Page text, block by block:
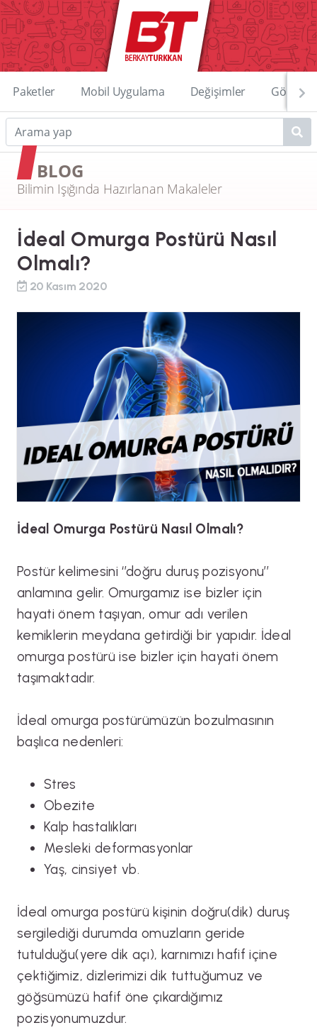
Paketler Mobil Uygulama Değişimler
BLOG
Bilimin Işığında Hazırlanan Makaleler
İdeal Omurga Postürü Nasıl
Olmalı?
20 Kasım 2020
İdeal Omurga Postürü Nasıl Olmalı?
Postür kelimesini ‘’doğru duruş pozisyonu’’
anlamına gelir. Omurgamız ise bizler için
hayati önem taşıyan, omur adı verilen
kemiklerin meydana getirdiği bir yapıdır. İdeal
omurga postürü ise bizler için hayati önem
taşımaktadır.
İdeal omurga postürümüzün bozulmasının
başlıca nedenleri:
Stres
Obezite
Kalp hastalıkları
Mesleki deformasyonlar
Yaş, cinsiyet vb.
İdeal omurga postürü kişinin doğru(dik) duruş
sergilediği durumda omuzların geride
tutulduğu(yere dik açı), karnımızı hafif içine
çektiğimiz, dizlerimizi dik tuttuğumuz ve
göğsümüzü hafif öne çıkardığımız
pozisyonumuzdur.